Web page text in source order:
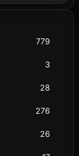
779
3
28
276
26